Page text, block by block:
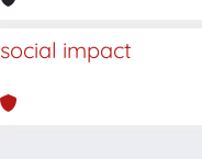
social impact